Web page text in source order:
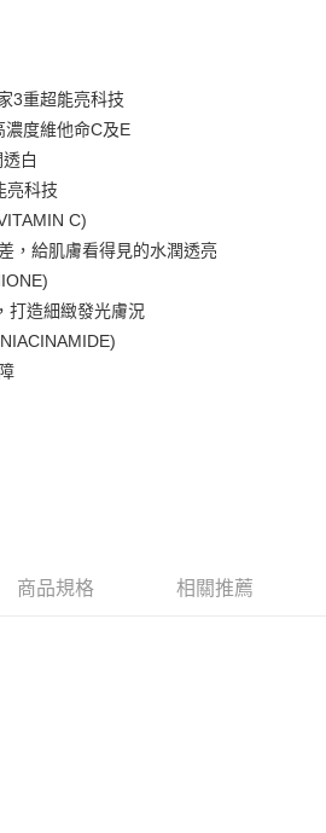
天不含預購商品］
上)免運費
上)免運費
3重超能亮科技
濃度維他命C及E
白
亮科技
C)
，給肌膚看得見的水潤透亮
打造細緻發光膚況
商品規格 相關推薦